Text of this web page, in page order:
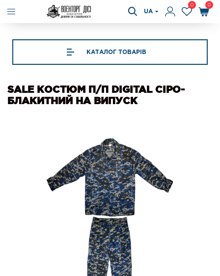
UA
0 0
КАТАЛОГ ТОВАРІВ
SALE КОСТЮМ П/П DIGITAL СІРО-
БЛАКИТНИЙ НА ВИПУСК